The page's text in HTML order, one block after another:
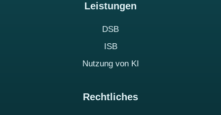
Leistungen
DSB
ISB
Nutzung von KI
Rechtliches